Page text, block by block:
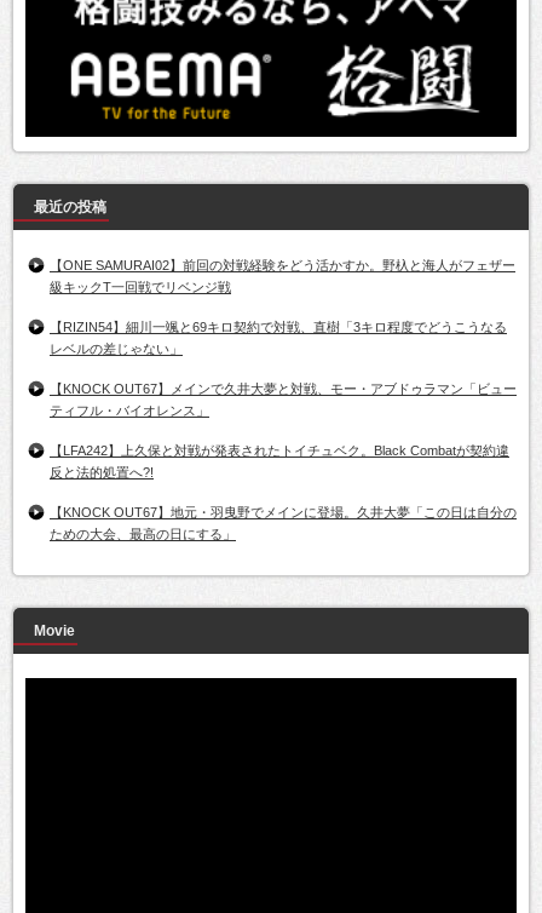
最近の投稿
【ONE SAMURAI02】前回の対戦経験をどう活かすか。野杁と海人がフェザー
級キックT一回戦でリベンジ戦
【RIZIN54】細川一颯と69キロ契約で対戦、直樹「3キロ程度でどうこうなる
レベルの差じゃない」
【KNOCK OUT67】メインで久井大夢と対戦、モー・アブドゥラマン「ビュー
ティフル・バイオレンス」
【LFA242】上久保と対戦が発表されたトイチュベク。Black Combatが契約違
反と法的処置へ?!
【KNOCK OUT67】地元・羽曳野でメインに登場。久井大夢「この日は自分の
ための大会、最高の日にする」
Movie